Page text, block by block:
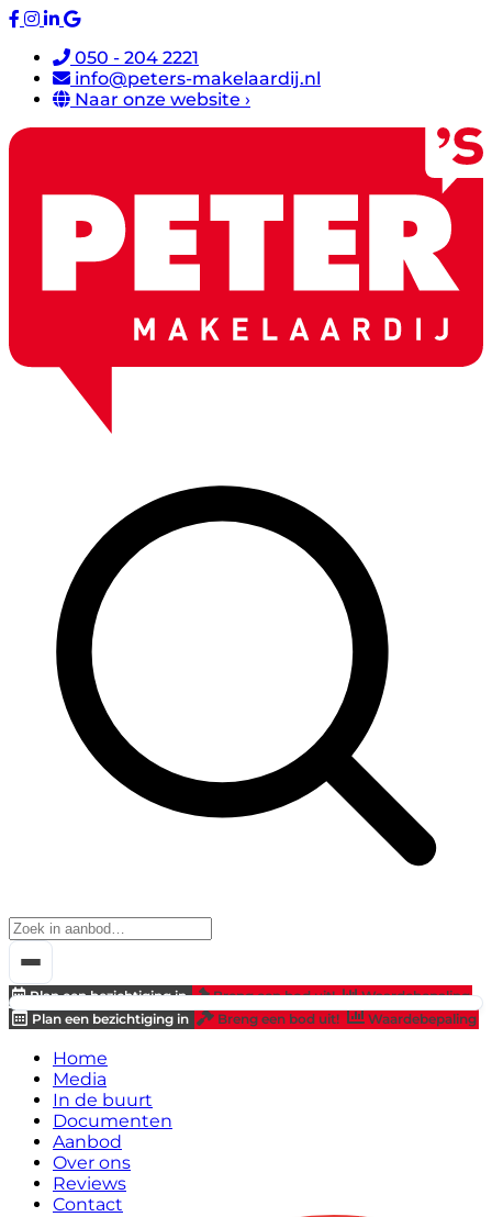
050 - 204 2221
info@peters-makelaardij.nl
Naar onze website ›
Plan een bezichtiging in Breng een bod uit!
Waardebepaling
Plan een bezichtiging in
Breng een bod uit! Waardebepaling
Home
Media
In de buurt
Documenten
Aanbod
Over ons
Reviews
Contact